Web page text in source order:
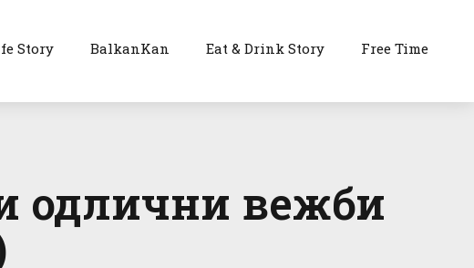
Story BalkanKan Eat & Drink Story Free Time
одлични вежби